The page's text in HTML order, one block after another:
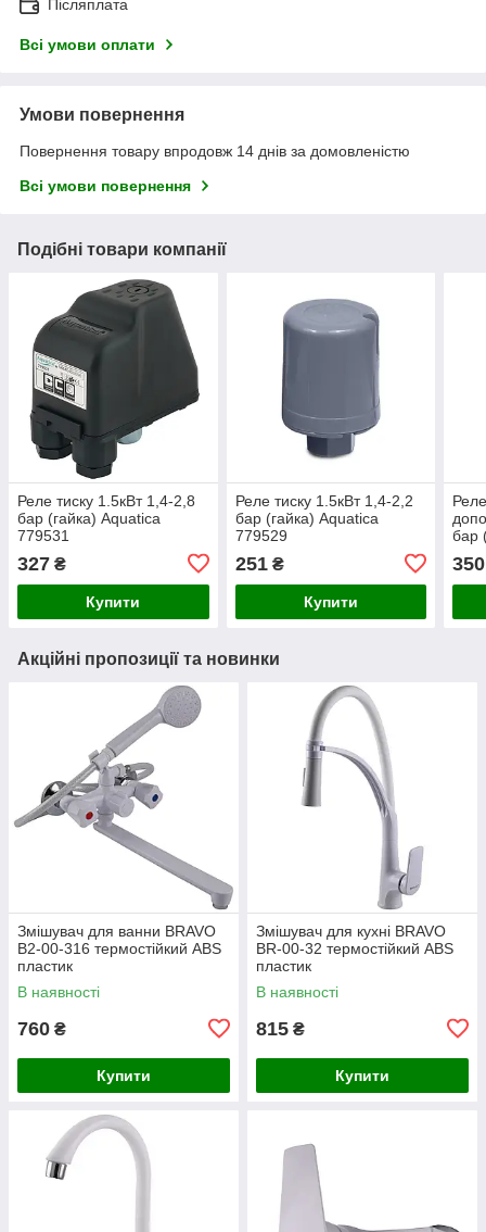
Післяплата
Всі умови оплати
Умови повернення
Повернення товару впродовж 14 днів за домовленістю
Всі умови повернення
Подібні товари компанії
Реле тиску 1.5кВт 1,4-2,8
бар (гайка) Aquatica
779531
327 ₴
Купити
Реле тиску 1.5кВт 1,4-2,2
бар (гайка) Aquatica
779529
251₴
Купити
бар
350
Акційні пропозиції та новинки
Змішувач для ванни BRAVO
B2-00-316 термостійкий ABS
пластик
В наявності
760 ₴
Купити
Змішувач для кухні BRAVO
BR-00-32 термостійкий ABS
пластик
В наявності
815 ₴
Купити